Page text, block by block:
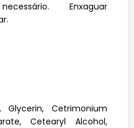
Enxaguar
Glycerin, Cetrimonium
Cetearyl Alcohol,